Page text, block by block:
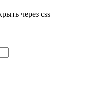
через css